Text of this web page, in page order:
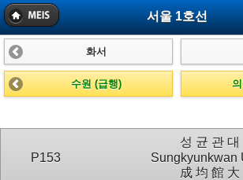
서울 1호선
화서
수원 (급행)
P153
성 균 관 대
Sungkyunkwan
成 均 館 大